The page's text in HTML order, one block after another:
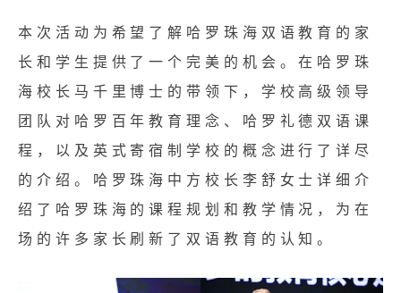
本次活动为希望了解哈罗珠海双语教育的家
长和学生提供了一个完美的机会。在哈罗珠
海校长马千里博士的带领下，学校高级领导
团队对哈罗百年教育理念、哈罗礼德双语课
程，以及英式寄宿制学校的概念进行了详尽
的介绍。哈罗珠海中方校长李舒女士详细介
绍了哈罗珠海的课程规划和教学情况，为在
场的许多家长刷新了双语教育的认知。